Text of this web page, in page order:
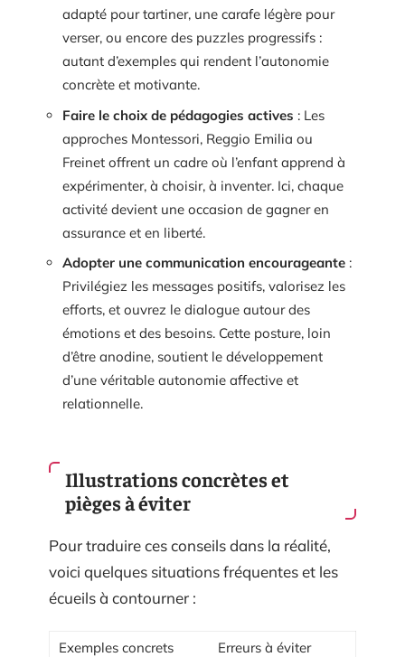
adapté pour tartiner, une carafe légère pour
verser, ou encore des puzzles progressifs :
autant d’exemples qui rendent l’autonomie
concrète et motivante.
Faire le choix de pédagogies actives : Les
approches Montessori, Reggio Emilia ou
Freinet offrent un cadre où l’enfant apprend à
expérimenter, à choisir, à inventer. Ici, chaque
activité devient une occasion de gagner en
assurance et en liberté.
Adopter une communication encourageante :
Privilégiez les messages positifs, valorisez les
efforts, et ouvrez le dialogue autour des
émotions et des besoins. Cette posture, loin
d’être anodine, soutient le développement
d’une véritable autonomie affective et
relationnelle.
Illustrations concrètes et
pièges à éviter
Pour traduire ces conseils dans la réalité,
voici quelques situations fréquentes et les
écueils à contourner :
Exemples concrets
Erreurs à éviter